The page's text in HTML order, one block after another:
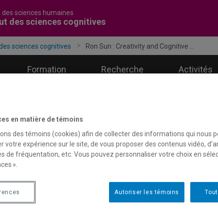
des sciences humaines
des sciences cognitives
sciences cognitives Ron Sun : Creativity and Cognitive ...
Formation Recherche Activités
Sun : Creativity and
Sun
Polytechnic Institute
4 avril 2014 à 15h au DS-1950
en matière de témoins
des témoins (cookies) afin de collecter des informations qui nous
votre expérience sur le site, de vous proposer des contenus vidéo,
de fréquentation, etc. Vous pouvez personnaliser votre choix en
».
Autoriser les témoins